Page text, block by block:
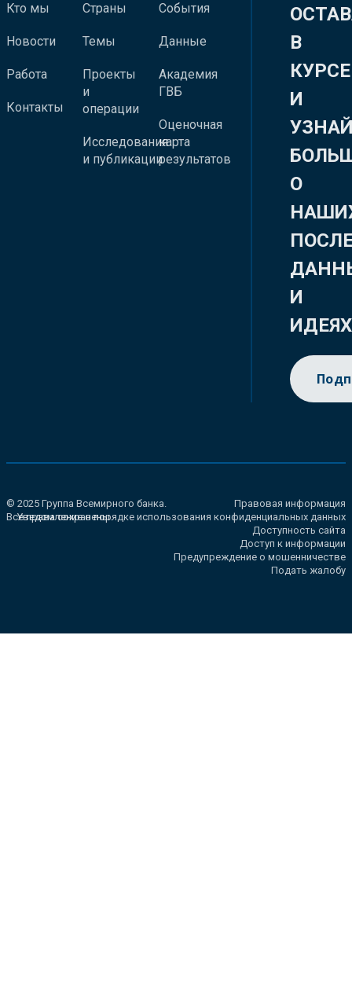
Кто мы
Новости
Работа
Контакты
Страны
Темы
Проекты
и
операции
Исследования
и публикации
События
Данные
Академия
ГВБ
Оценочная
карта
результатов
В
КУРСЕ
И
О
И
ИДЕЯХ
© 2025 Группа Всемирного банка.
Все права сохранены.
Правовая информация
Уведомление о порядке использования конфиденциальных данных
Доступность сайта
Доступ к информации
Предупреждение о мошенничестве
Подать жалобу